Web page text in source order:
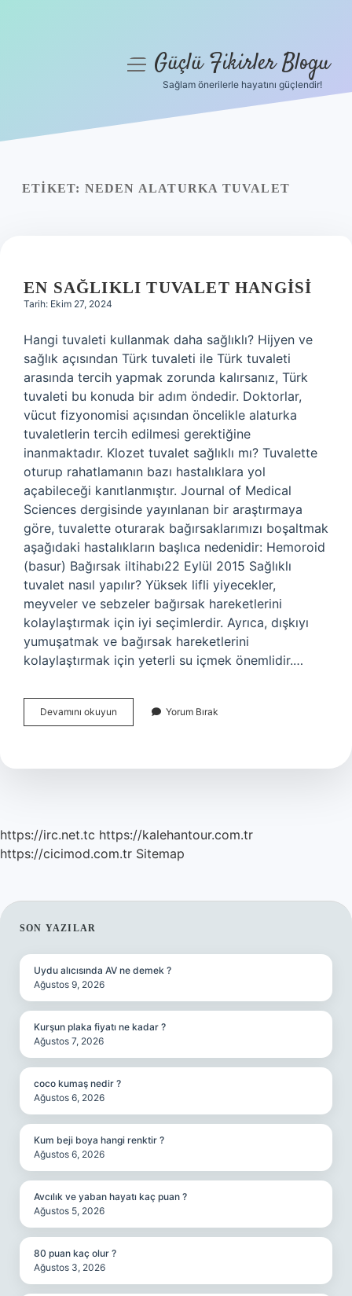
Yasal Uyarı
menüyüGüçlü Fikirler Blogu
Sağlam önerilerle hayatını güçlendir!
ETIKET: NEDEN ALATURKA TUVALET
EN SAĞLIKLI TUVALET HANGISI
Tarih: Ekim 27, 2024
Hangi tuvaleti kullanmak daha sağlıklı? Hijyen ve
sağlık açısından Türk tuvaleti ile Türk tuvaleti
arasında tercih yapmak zorunda kalırsanız, Türk
tuvaleti bu konuda bir adım öndedir. Doktorlar,
vücut fizyonomisi açısından öncelikle alaturka
tuvaletlerin tercih edilmesi gerektiğine
inanmaktadır. Klozet tuvalet sağlıklı mı? Tuvalette
oturup rahatlamanın bazı hastalıklara yol
açabileceği kanıtlanmıştır. Journal of Medical
Sciences dergisinde yayınlanan bir araştırmaya
göre, tuvalette oturarak bağırsaklarımızı boşaltmak
aşağıdaki hastalıkların başlıca nedenidir: Hemoroid
(basur) Bağırsak iltihabı22 Eylül 2015 Sağlıklı
tuvalet nasıl yapılır? Yüksek lifli yiyecekler,
meyveler ve sebzeler bağırsak hareketlerini
kolaylaştırmak için iyi seçimlerdir. Ayrıca, dışkıyı
yumuşatmak ve bağırsak hareketlerini
kolaylaştırmak için yeterli su içmek önemlidir.…
Devamını okuyun
Sağlıklı
Yorum Bırak
https://irc.net.tc https://kalehantour.com.tr
https://cicimod.com.tr Sitemap
SIDEBAR
SON YAZILAR
Uydu alıcısında AV ne demek ?
Ağustos 9, 2026
Kurşun plaka fiyatı ne kadar ?
Ağustos 7, 2026
coco kumaş nedir ?
Ağustos 6, 2026
Kum beji boya hangi renktir ?
Ağustos 6, 2026
Avcılık ve yaban hayatı kaç puan ?
Ağustos 5, 2026
80 puan kaç olur ?
Ağustos 3, 2026